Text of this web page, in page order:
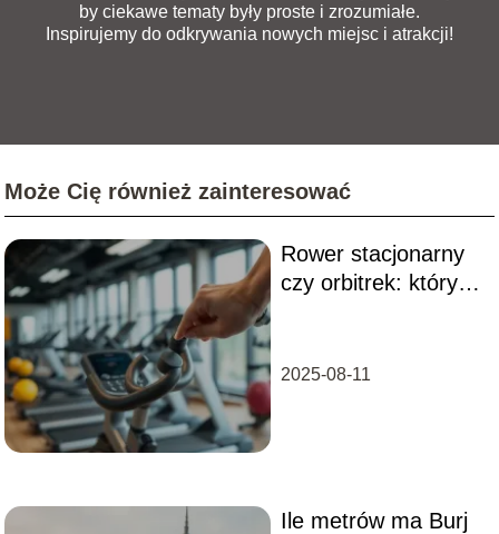
by ciekawe tematy były proste i zrozumiałe.
Inspirujemy do odkrywania nowych miejsc i atrakcji!
Może Cię również zainteresować
Rower stacjonarny
czy orbitrek: który
2025-08-11
Ile metrów ma Burj